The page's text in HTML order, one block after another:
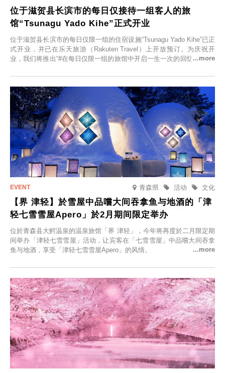
位于滋贺县长滨市的每日仅接待一组客人的旅
馆“Tsunagu Yado Kihe”正式开业
位于滋贺县长滨市的每日仅限一组的住宿设施“Tsunagu Yado Kihe”已正
式开业，并已在乐天旅游（Rakuten Travel）上开放预订。为庆祝开
业，我们将推出“#在每日仅限一组的旅馆中开启一生一次的回忆之旅”活
在此与重要之人共度一段难忘的特别时光。
青森県 文化
活动
【界 津轻】於雪屋中品嚐大间吞拿鱼与地酒的「津
轻七雪雪屋Apero」於2月期间限定举办
位於青森县大鰐温泉的温泉旅馆「界 津轻」，今年将再度於二月限定期
间举办「津轻七雪雪屋」活动，让宾客在「七雪雪屋」中品嚐大间吞拿
鱼与地酒，享受「津轻七雪雪屋Apero」的风情。